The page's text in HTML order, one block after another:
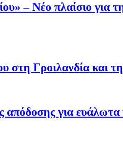
– Νέο πλαίσιο για
στη Γροιλανδία και
για ευάλωτα